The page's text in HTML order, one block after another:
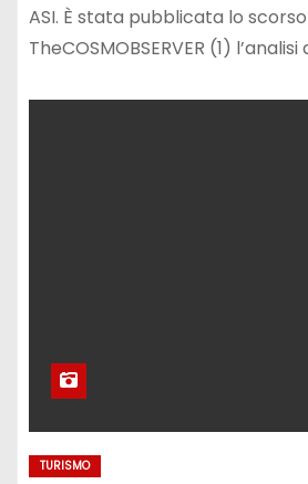
ASI. È stata pubblicata lo
TheCOSMOBSERVER (1)
TURISMO